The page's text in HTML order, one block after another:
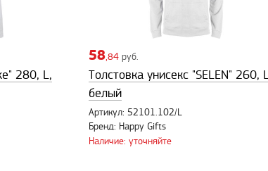
280, L,
58,84 руб.
Толстовка унисекс "SELEN" 260,
белый
Артикул: 52101.102/L
Бренд: Happy Gifts
Наличие: уточняйте